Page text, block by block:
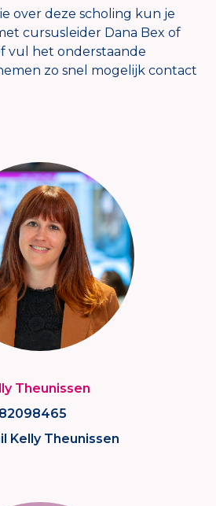
over deze scholing kun je
cursusleider Dana Bex of
vul het onderstaande
zo snel mogelijk contact
Theunissen
Kelly Theunissen